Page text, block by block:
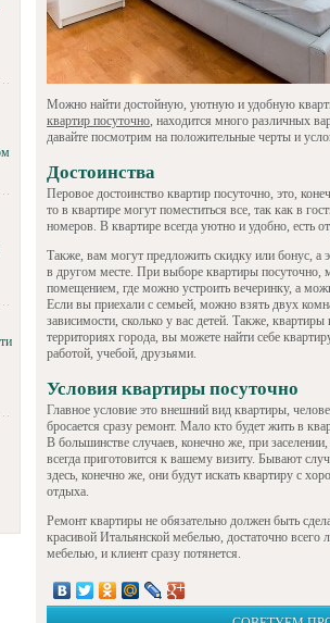
Можно найти достойную, уютную и удобную
квартир посуточно, находится много различных
давайте посмотрим на положительные черты и
Достоинства
Перовое достоинство квартир посуточно, это,
то в квартире могут поместиться все, так как в
номеров. В квартире всегда уютно и удобно, есть
Также, вам могут предложить скидку или бонус, а
в другом месте. При выборе квартиры посуточно,
помещением, где можно устроить вечеринку, а
Если вы приехали с семьей, можно взять двух
зависимости, сколько у вас детей. Также,
территориях города, вы можете найти себе
работой, учебой, друзьями.
Условия квартиры посуточно
Главное условие это внешний вид квартиры,
бросается сразу ремонт. Мало кто будет жить в
В большинстве случаев, конечно же, при
всегда приготовится к вашему визиту. Бывают
здесь, конечно же, они будут искать квартиру с
отдыха.
Ремонт квартиры не обязательно должен быть
красивой Итальянской мебелью, достаточно всего
мебелью, и клиент сразу потянется.